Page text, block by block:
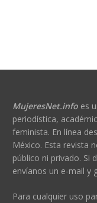
MujeresNet.infoes
periodística,
feminista. En línea
México. Esta revista
público ni privado. Si
envíanos un e-mail y
Para cualquier uso